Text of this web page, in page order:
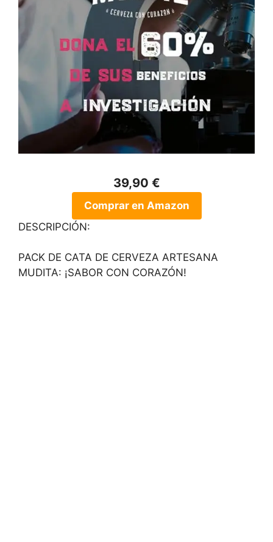
39,90 €
Comprar en Amazon
DESCRIPCIÓN:
PACK DE CATA DE CERVEZA ARTESANA
MUDITA: ¡SABOR CON CORAZÓN!